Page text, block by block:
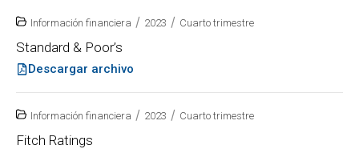
Información financiera / 2023 / Cuarto trimestre
Standard & Poor’s
Descargar archivo
Información financiera / 2023 / Cuarto trimestre
Fitch Ratings